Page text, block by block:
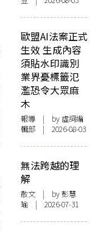
歐盟AI法案正式
生效 生成內容
須貼水印識別
業界憂標籤氾
濫恐令大眾麻
木
報導 | by 虛詞編
輯部 | 2026-08-03
無法跨越的理
解
散文 | by 彭慧
瑜 | 2026-07-31